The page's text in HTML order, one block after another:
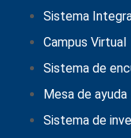
Sistema
Campus Virtual
Sistema de
Mesa de ayuda
Sistema de